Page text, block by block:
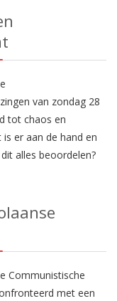
van zondag 28
tot chaos en
is er aan de hand en
alles beoordelen?
Communistische
met een